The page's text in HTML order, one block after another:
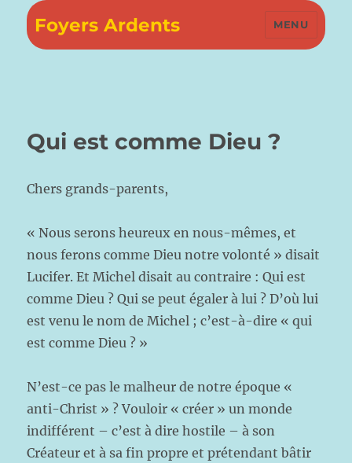
Foyers Ardents MENU
Qui est comme Dieu ?
Chers grands-parents,
« Nous serons heureux en nous-mêmes, et
nous ferons comme Dieu notre volonté » disait
Lucifer. Et Michel disait au contraire : Qui est
comme Dieu ? Qui se peut égaler à lui ? D’où lui
est venu le nom de Michel ; c’est-à-dire « qui
est comme Dieu ? »
N’est-ce pas le malheur de notre époque «
anti-Christ » ? Vouloir « créer » un monde
indifférent – c’est à dire hostile – à son
Créateur et à sa fin propre et prétendant bâtir